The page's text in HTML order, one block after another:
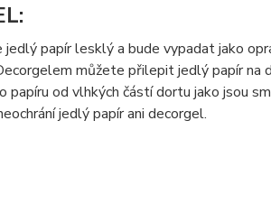
jedlý papír lesklý a bude vypadat jako
můžete přilepit jedlý papír na
papíru od vlhkých částí dortu jako jsou
jedlý papír ani decorgel.